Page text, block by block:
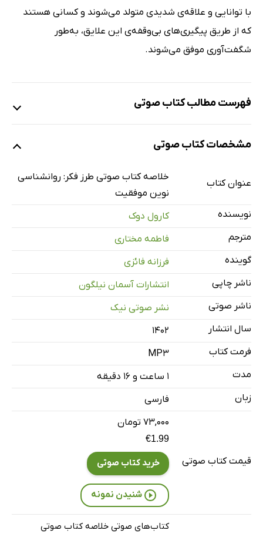
با توانایی و علاقه‌ی شدیدی متولد می‌شوند و کسانی هستند
که از طریق پیگیری‌های بی‌وقفه‌ی این علایق، به‌طور
شگفت‌آوری موفق می‌شوند.
فهرست مطالب کتاب صوتی
نمونه
1 دقیقه
نگاه اجمالی به کتاب طرز فکر
اطلاعات زمینه‌ای
مشخصات کتاب صوتی
عنوان کتاب
خلاصه کتاب صوتی طرز فکر: روانشناسی
نوین موفقیت
نویسنده
کارول دوک
مترجم
فاطمه مختاری
گوینده
فرزانه فائزی
ناشر چاپی
انتشارات آسمان نیلگون
ناشر صوتی
نشر صوتی نیک
سال انتشار
۱۴۰۲
فرمت کتاب
MP3
مدت
۱ ساعت و ۱۶ دقیقه
زبان
فارسی
قیمت کتاب صوتی
۷۳,۰۰۰ تومان
€1.99
خرید کتاب صوتی
شنیدن نمونه
کتاب‌های صوتی خلاصه کتاب صوتی